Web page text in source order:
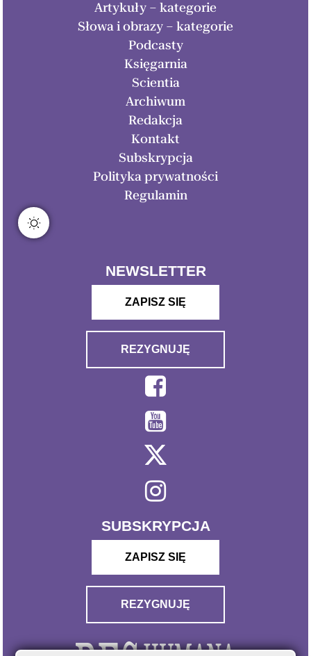
Artykuły – kategorie
Słowa i obrazy – kategorie
Podcasty
Księgarnia
Scientia
Archiwum
Redakcja
Kontakt
Subskrypcja
Polityka prywatności
Regulamin
NEWSLETTER
ZAPISZ SIĘ
REZYGNUJĘ
SUBSKRYPCJA
ZAPISZ SIĘ
REZYGNUJĘ